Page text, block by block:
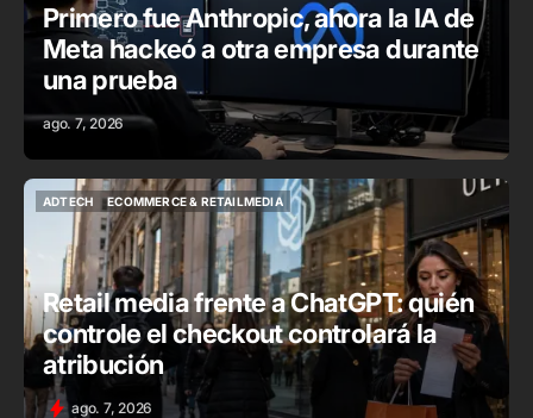
Primero fue Anthropic, ahora la IA de
Meta hackeó a otra empresa durante
una prueba
ago. 7, 2026
ADTECH
ADTECH
ECOMMERCE & RETAILMEDIA
ECOMMERCE & RETAILMEDIA
Retail media frente a ChatGPT: quién
controle el checkout controlará la
atribución
ago. 7, 2026